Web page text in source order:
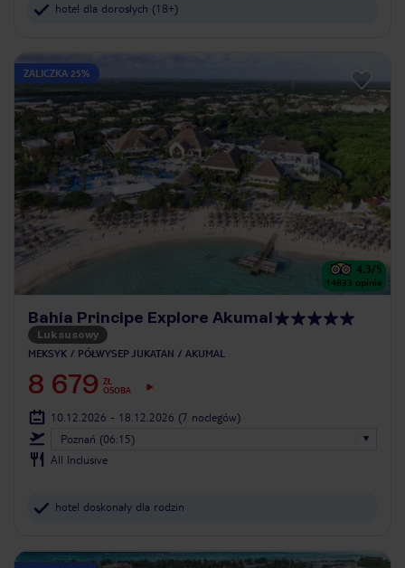
hotel dla dorosłych (18+)
ZALICZKA 25%
4.3/5
14833 opinie
Bahia Principe Explore Akumal
Luksusowy
MEKSYK PÓŁWYSEP JUKATAN AKUMAL
8 679 ZŁ
OSOBA
10.12.2026 - 18.12.2026 (7 noclegów)
Poznań (06:15)
All Inclusive
hotel doskonały dla rodzin